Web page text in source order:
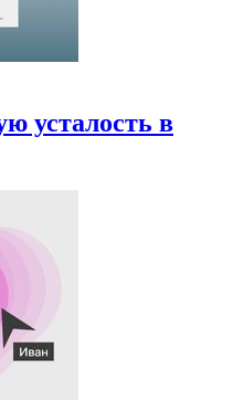
усталость в